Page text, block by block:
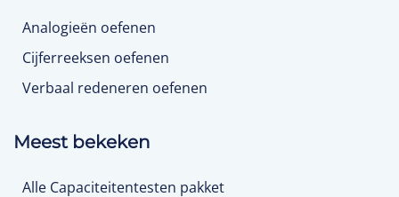
Analogieën oefenen
Cijferreeksen oefenen
Verbaal redeneren oefenen
Meest bekeken
Alle Capaciteitentesten pakket